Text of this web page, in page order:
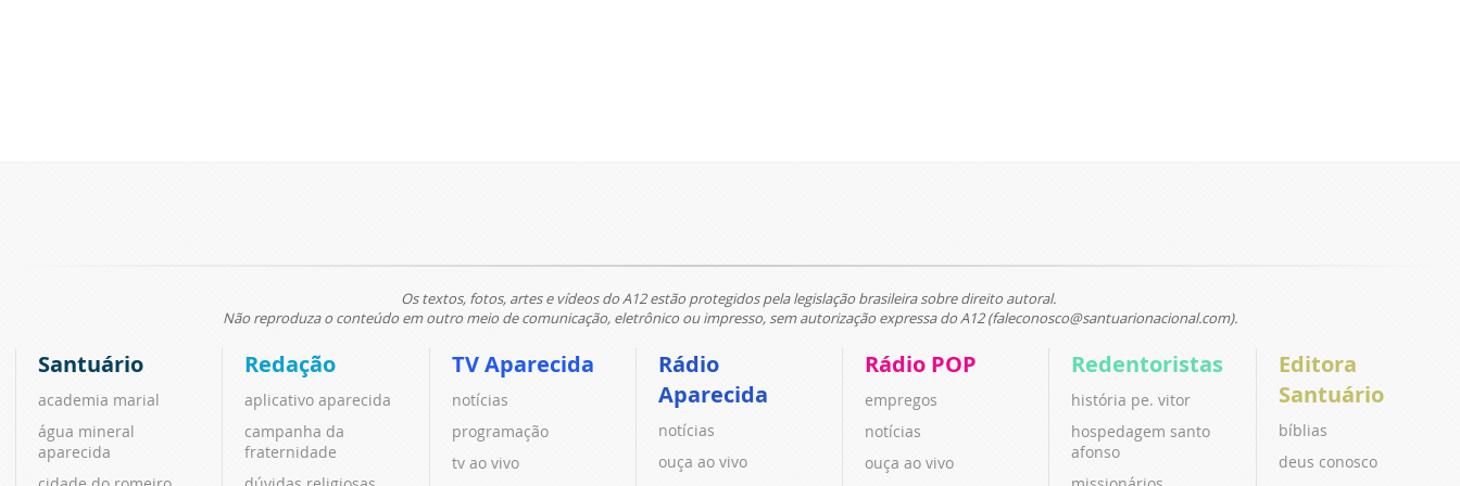
Os textos, fotos, artes e vídeos do A12 estão protegidos pela legislação brasileira sobre direito autoral.
Não reproduza o conteúdo em outro meio de comunicação, eletrônico ou impresso, sem autorização expressa do A12 (faleconosco@santuarionacional.com).
Santuário
academia marial
água mineral
aparecida
Redação
aplicativo aparecida
campanha da
fraternidade
TV Aparecida
notícias
programação
tv ao vivo
Rádio
Aparecida
notícias
ouça ao vivo
Rádio POP
empregos
notícias
ouça ao vivo
Redentoristas
história pe. vitor
hospedagem santo
afonso
Editora
Santuário
bíblias
deus conosco